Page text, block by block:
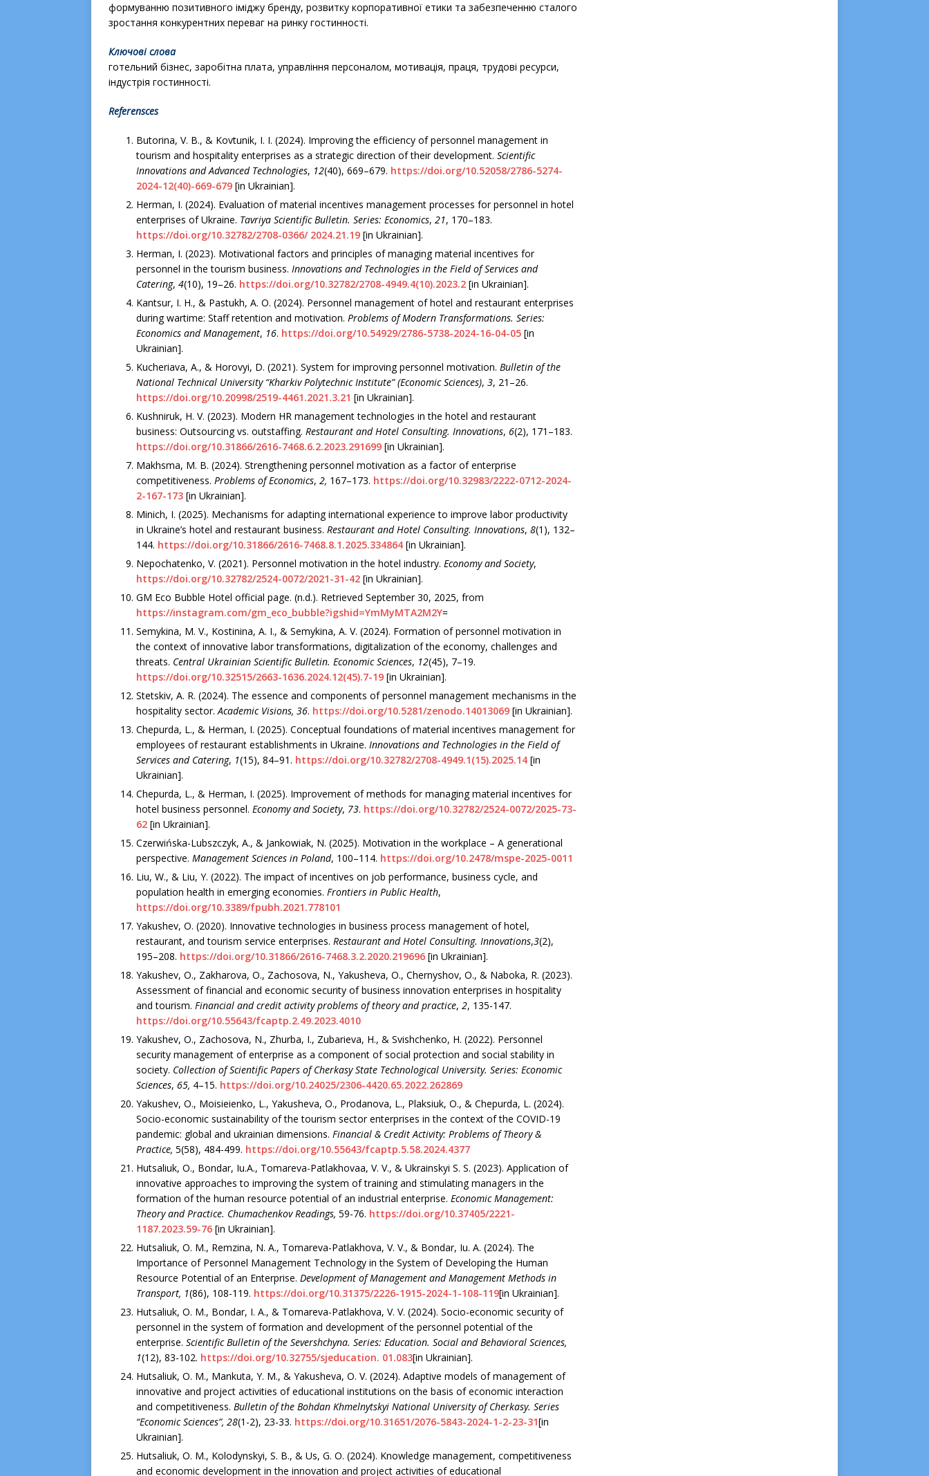
формуванню позитивного іміджу бренду, розвитку корпоративної етики та забезпеченню сталого
зростання конкурентних переваг на ринку гостинності.
Ключові слова
готельний бізнес, заробітна плата, управління персоналом, мотивація, праця, трудові ресурси,
індустрія гостинності.
Referensces
Butorina, V. B., & Kovtunik, I. I. (2024). Improving the efficiency of personnel management in
tourism and hospitality enterprises as a strategic direction of their development. Scientific
Innovations and Advanced Technologies, 12(40), 669–679. https://doi.org/10.52058/2786-5274-
2024-12(40)-669-679 [in Ukrainian].
Herman, I. (2024). Evaluation of material incentives management processes for personnel in hotel
enterprises of Ukraine. Tavriya Scientific Bulletin. Series: Economics, 21, 170–183.
https://doi.org/10.32782/2708-0366/ 2024.21.19 [in Ukrainian].
Herman, I. (2023). Motivational factors and principles of managing material incentives for
personnel in the tourism business. Innovations and Technologies in the Field of Services and
Catering, 4(10), 19–26. https://doi.org/10.32782/2708-4949.4(10).2023.2 [in Ukrainian].
Kantsur, I. H., & Pastukh, A. O. (2024). Personnel management of hotel and restaurant enterprises
during wartime: Staff retention and motivation. Problems of Modern Transformations. Series:
Economics and Management, 16. https://doi.org/10.54929/2786-5738-2024-16-04-05 [in
Ukrainian].
Kucheriava, A., & Horovyi, D. (2021). System for improving personnel motivation. Bulletin of the
National Technical University “Kharkiv Polytechnic Institute” (Economic Sciences), 3, 21–26.
https://doi.org/10.20998/2519-4461.2021.3.21 [in Ukrainian].
Kushniruk, H. V. (2023). Modern HR management technologies in the hotel and restaurant
business: Out­sourcing vs. outstaffing. Restaurant and Hotel Consulting. Innovations, 6(2), 171–183.
https://doi.org/10.31866/2616-7468.6.2.2023.291699 [in Ukrainian].
Makhsma, M. B. (2024). Strengthening personnel motivation as a factor of enterprise
competitiveness. Problems of Economics, 2, 167–173. https://doi.org/10.32983/2222-0712-2024-
2-167-173 [in Ukrainian].
Minich, I. (2025). Mechanisms for adapting international experience to improve labor productivity
in Ukraine’s hotel and restaurant business. Restaurant and Hotel Consulting. Innovations, 8(1), 132–
144. https://doi.org/10.31866/2616-7468.8.1.2025.334864 [in Ukrainian].
Nepochatenko, V. (2021). Personnel motivation in the hotel industry. Economy and Society,
https://doi.org/10.32782/2524-0072/2021-31-42 [in Ukrainian].
GM Eco Bubble Hotel official page. (n.d.). Retrieved September 30, 2025, from
https://instagram.com/gm_eco_bubble?igshid=YmMyMTA2M2Y=
Semykina, M. V., Kostinina, A. I., & Semykina, A. V. (2024). Formation of personnel motivation in
the context of innovative labor transformations, digitalization of the economy, challenges and
threats. Central Ukrainian Scientific Bulletin. Economic Sciences, 12(45), 7–19.
https://doi.org/10.32515/2663-1636.2024.12(45).7-19 [in Ukrainian].
Stetskiv, A. R. (2024). The essence and components of personnel management mechanisms in the
hospitality sector.Academic Visions, 36. https://doi.org/10.5281/zenodo.14013069 [in Ukrainian].
Chepurda, L., & Herman, I. (2025). Conceptual foundations of material incentives management for
employees of restaurant establishments in Ukraine. Innovations and Technologies in the Field of
Services and Catering, 1(15), 84–91. https://doi.org/10.32782/2708-4949.1(15).2025.14 [in
Ukrainian].
Chepurda, L., & Herman, I. (2025). Improvement of methods for managing material incentives for
hotel business personnel. Economy and Society, 73. https://doi.org/10.32782/2524-0072/2025-73-
62 [in Ukrainian].
Czerwińska-Lubszczyk, A., & Jankowiak, N. (2025). Motivation in the workplace – A generational
perspective. Management Sciences in Poland, 100–114. https://doi.org/10.2478/mspe-2025-0011
Liu, W., & Liu, Y. (2022). The impact of incentives on job performance, business cycle, and
population health in emerging economies. Frontiers in Public Health,
https://doi.org/10.3389/fpubh.2021.778101
Yakushev, O. (2020). Innovative technologies in business process management of hotel,
restaurant, and tourism service enterprises. Restaurant and Hotel Consulting. Innovations,3(2),
195–208. https://doi.org/10.31866/2616-7468.3.2.2020.219696 [in Ukrainian].
Yakushev, O., Zakharova, O., Zachosova, N., Yakusheva, O., Chernyshov, O., & Naboka, R. (2023).
Assessment of financial and economic security of business innovation enterprises in hospitality
and tourism. Financial and credit activity problems of theory and practice, 2, 135-147.
https://doi.org/10.55643/fcaptp.2.49.2023.4010
Yakushev, O., Zachosova, N., Zhurba, I., Zubarieva, H., & Svishchenko, H. (2022). Personnel
security management of enterprise as a component of social protection and social stability in
society. Collection of Scientific Papers of Cherkasy State Technological University. Series: Economic
Sciences, 65, 4–15. https://doi.org/10.24025/2306-4420.65.2022.262869
Yakushev, O., Moisieienko, L., Yakusheva, O., Prodanova, L., Plaksiuk, O., & Chepurda, L. (2024).
Socio-economic sustainability of the tourism sector enterprises in the context of the COVID-19
pandemic: global and ukrainian dimensions. Financial & Credit Activity: Problems of Theory &
Practice, 5(58), 484-499. https://doi.org/10.55643/fcaptp.5.58.2024.4377
Hutsaliuk, O., Bondar, Iu.A., Tomareva-Patlakhovaa, V. V., & Ukrainskyi S. S. (2023). Application of
innovative approaches to improving the system of training and stimulating managers in the
formation of the human resource potential of an industrial enterprise. Economic Management:
Theory and Practice. Chumachenkov Readings, 59-76. https://doi.org/10.37405/2221-
1187.2023.59-76 [in Ukrainian].
Hutsaliuk, O. M., Remzina, N. A., Tomareva-Patlakhova, V. V., & Bondar, Iu. A. (2024). The
Importance of Personnel Management Technology in the System of Developing the Human
Resource Potential of an Enterprise. Development of Management and Management Methods in
Transport, 1(86), 108-119. https://doi.org/10.31375/2226-1915-2024-1-108-119[in Ukrainian].
Hutsaliuk, O. M., Bondar, I. A., & Tomareva-Patlakhova, V. V. (2024). Socio-economic security of
personnel in the system of formation and development of the personnel potential of the
enterprise. Scientific Bulletin of the Severshchyna. Series: Education. Social and Behavioral Sciences,
1(12), 83-102. https://doi.org/10.32755/sjeducation. 01.083[in Ukrainian].
Hutsaliuk, O. M., Mankuta, Y. M., & Yakusheva, O. V. (2024). Adaptive models of management of
innovative and project activities of educational institutions on the basis of economic interaction
and competitiveness. Bulletin of the Bohdan Khmelnytskyi National University of Cherkasy. Series
“Economic Sciences”, 28(1-2), 23-33. https://doi.org/10.31651/2076-5843-2024-1-2-23-31[in
Ukrainian].
Hutsaliuk, O. M., Kolodynskyi, S. B., & Us, G. O. (2024). Knowledge management, competitiveness
and economic development in the innovation and project activities of educational